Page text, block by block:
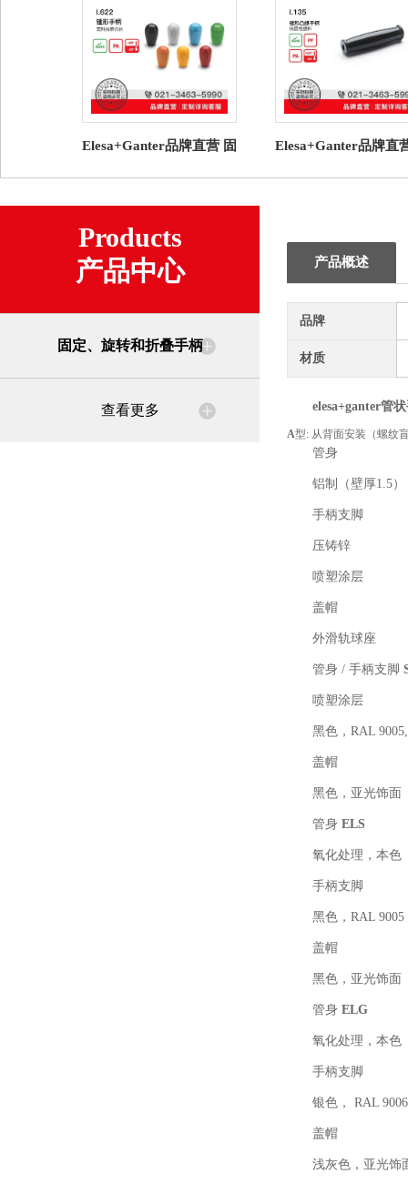
Elesa+Ganter品牌直营 固
I.622 锥形手柄批发
Elesa+Ganter品牌直
I.135 锥形凸缘手
Products
产品中心
固定、旋转和折叠手柄
查看更多
产品概述
品牌
材质
elesa+ganter管
A型: 从背面安装（螺纹
管身
铝制（壁厚1.5）
手柄支脚
压铸锌
喷塑涂层
盖帽
外滑轨球座
管身 / 手柄支脚
喷塑涂层
黑色，RAL
盖帽
黑色，亚光饰面
管身 ELS
氧化处理，本色
手柄支脚
黑色，RAL
盖帽
黑色，亚光饰面
管身 ELG
氧化处理，本色
手柄支脚
银色， RAL
盖帽
浅灰色，亚光饰